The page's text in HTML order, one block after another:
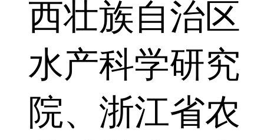
西壮族自治区
水产科学研究
院、浙江省农